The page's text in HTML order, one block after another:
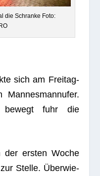
die Schranke Foto:
sich am Frei­tag­
bewegt fuhr die
ers­ten Woche
Stelle. Über­wie­